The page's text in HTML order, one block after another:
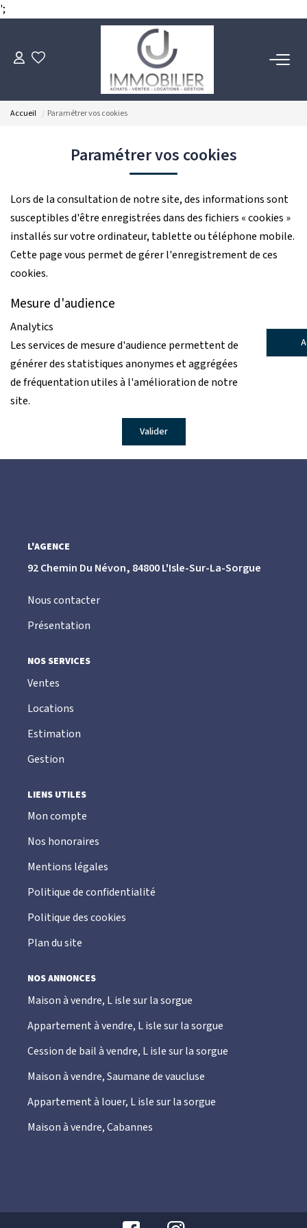
';
ACHETER
ESTIMER
FAIRE GÉRER
NOTRE AGENCE
Accueil Paramétrer vos cookies
Paramétrer vos cookies
Lors de la consultation de notre site, des informations sont
susceptibles d'être enregistrées dans des fichiers « cookies »
installés sur votre ordinateur, tablette ou téléphone mobile.
Cette page vous permet de gérer l'enregistrement de ces
cookies.
Mesure d'audience
Analytics
Les services de mesure d'audience permettent de
générer des statistiques anonymes et aggrégées
de fréquentation utiles à l'amélioration de notre
site.
Valider
L'AGENCE
92 Chemin Du Névon, 84800 L'Isle-Sur-La-Sorgue
Nous contacter
Présentation
NOS SERVICES
Ventes
Locations
Estimation
Gestion
LIENS UTILES
Mon compte
Nos honoraires
Mentions légales
Politique de confidentialité
Politique des cookies
Plan du site
NOS ANNONCES
Maison à vendre, L isle sur la sorgue
Appartement à vendre, L isle sur la sorgue
Cession de bail à vendre, L isle sur la sorgue
Maison à vendre, Saumane de vaucluse
Appartement à louer, L isle sur la sorgue
Maison à vendre, Cabannes